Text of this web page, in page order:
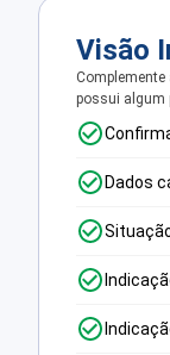
Visão
possui algum
Dados